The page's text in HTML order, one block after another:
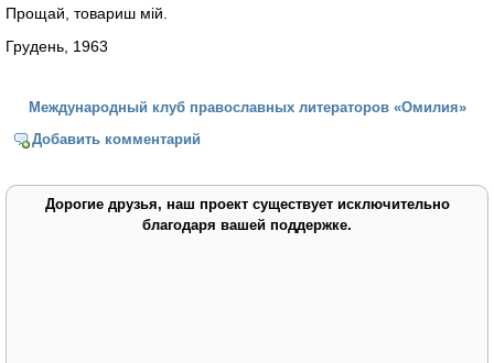
Прощай, товариш мій.
Грудень, 1963
Международный клуб православных литераторов «Омилия»
Добавить комментарий
Дорогие друзья, наш проект существует исключительно
благодаря вашей поддержке.